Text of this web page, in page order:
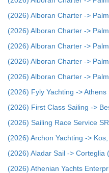
(2026) Alboran Charter ->
(2026) Alboran Charter ->
(2026) Alboran Charter ->
(2026) Alboran Charter ->
(2026) Alboran Charter ->
(2026) Fyly Yachting -> Athens
(2026) First Class Sailing ->
(2026) Sailing Race Service
(2026) Archon Yachting ->
(2026) Aladar Sail -> Corteglia
(2026) Athenian Yachts